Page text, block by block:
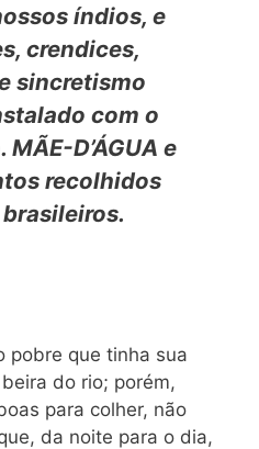
índios, e
crendices,
sincretismo
com o
D’ÁGUA e
recolhidos
pobre que tinha sua
do rio; porém,
para colher, não
da noite para o dia,